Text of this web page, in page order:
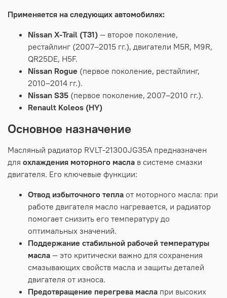
Применяется на следующих автомобилях:
Nissan X‑Trail (T31) — второе поколение,
рестайлинг (2007–2015 гг.), двигатели M5R, M9R,
QR25DE, H5F.
Nissan Rogue (первое поколение, рестайлинг,
2010–2014 гг.).
Nissan S35 (первое поколение, 2007–2010 гг.).
Renault Koleos (HY)
Основное назначение
Масляный радиатор RVLT-21300JG35A предназначен
для охлаждения моторного масла в системе смазки
двигателя. Его ключевые функции:
Отвод избыточного тепла от моторного масла: при
работе двигателя масло нагревается, и радиатор
помогает снизить его температуру до
оптимальных значений.
Поддержание стабильной рабочей температуры
масла — это критически важно для сохранения
смазывающих свойств масла и защиты деталей
двигателя от износа.
Предотвращение перегрева масла при высоких